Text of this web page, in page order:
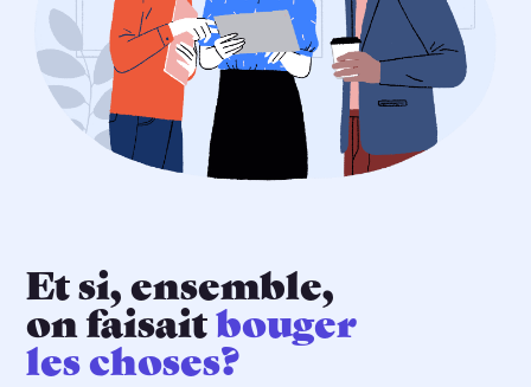
Et si, ensemble,
on faisaitbouger
les choses?